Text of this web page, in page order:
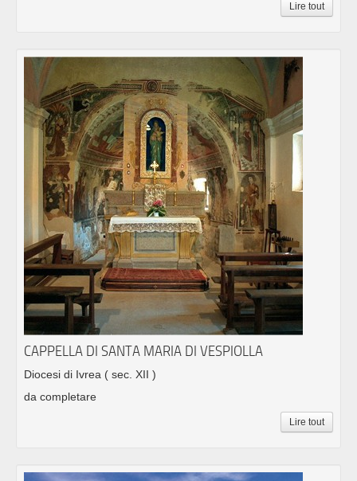
Lire tout
CAPPELLA DI SANTA MARIA DI VESPIOLLA
Diocesi di Ivrea ( sec. XII )
da completare
Lire tout